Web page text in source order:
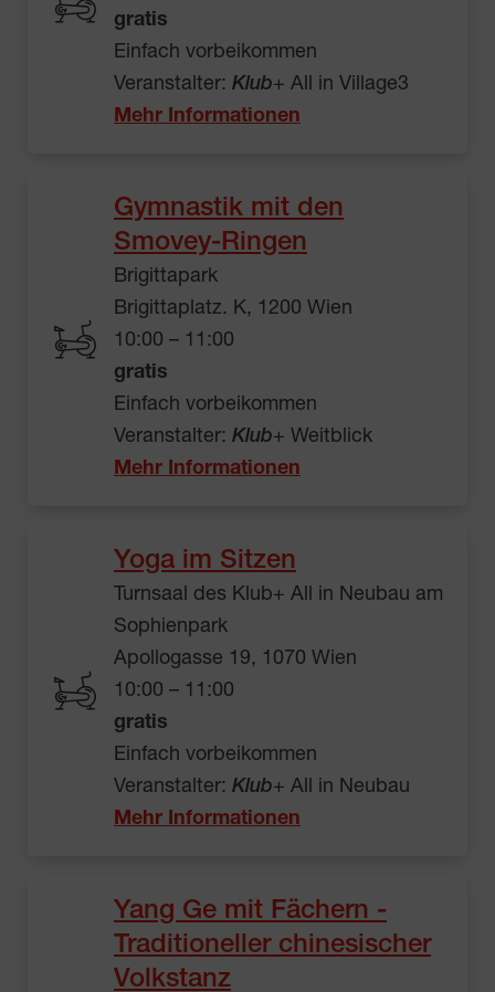
gratis
Einfach vorbeikommen
Veranstalter: Klub+ All in Village3
Mehr Informationen
Gymnastik mit den
Smovey-Ringen
Brigittapark
Brigittaplatz. K, 1200 Wien
10:00 – 11:00
gratis
Einfach vorbeikommen
Veranstalter: Klub+ Weitblick
Mehr Informationen
Yoga im Sitzen
Turnsaal des Klub+ All in Neubau am
Sophienpark
Apollogasse 19, 1070 Wien
10:00 – 11:00
gratis
Einfach vorbeikommen
Veranstalter: Klub+ All in Neubau
Mehr Informationen
Yang Ge mit Fächern -
Traditioneller chinesischer
Volkstanz